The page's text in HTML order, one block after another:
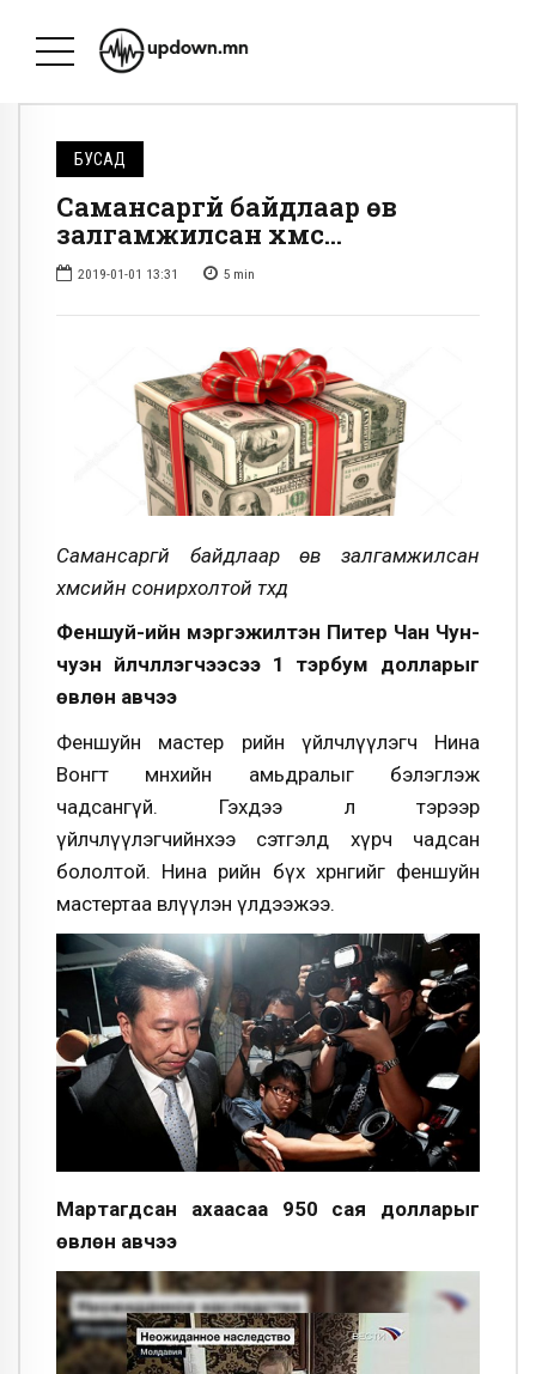
БУСАД
Самансаргүй байдлаар өв
залгамжилсан хүмүүс…
2019-01-01 13:31 5 min
Самансаргүй байдлаар өв залгамжилсан
хүмүүсийн сонирхолтой түүхүүд
Феншуй-ийн мэргэжилтэн Питер Чан Чун-
чуэн үйлчлүүлэгчээсээ 1 тэрбум долларыг
өвлөн авчээ
Феншуйн мастер өөрийн үйлчлүүлэгч Нина
Вонгт мөнхийн амьдралыг бэлэглэж
чадсангүй. Гэхдээ л тэрээр
үйлчлүүлэгчийнхээ сэтгэлд хүрч чадсан
бололтой. Нина өөрийн бүх хөрөнгийг феншуйн
мастертаа өвлүүлэн үлдээжээ.
Мартагдсан ахаасаа 950 сая долларыг
өвлөн авчээ